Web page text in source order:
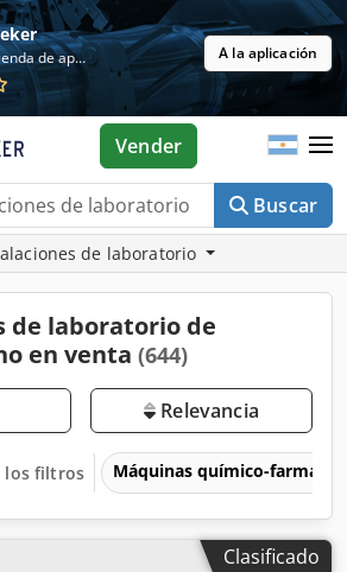
Gratis en la tienda de aplicaciones A la aplicación
Buscar
Vender
de laboratorio
de laboratorio de
en venta (644)
Relevancia
los filtros Máquinas químico-
Clasificado